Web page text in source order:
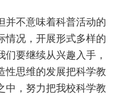
并不意味着科普活动的
情况，开展形式多样的
要继续从兴趣入手，
性思维的发展把科学教
中，努力把我校科学教